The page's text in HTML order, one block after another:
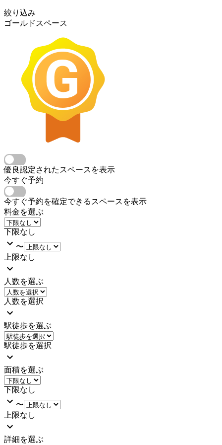
絞り込み
ゴールドスペース
優良認定されたスペースを表示
今すぐ予約
今すぐ予約を確定できるスペースを表示
料金を選ぶ
下限なし
〜
上限なし
人数を選ぶ
人数を選択
駅徒歩を選ぶ
駅徒歩を選択
面積を選ぶ
下限なし
〜
上限なし
詳細を選ぶ